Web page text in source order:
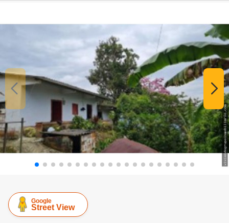
Google
Street View